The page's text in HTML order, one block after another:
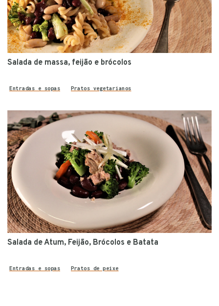
Salada de massa, feijão e brócolos
Entradas e sopas Pratos vegetarianos
Salada de Atum, Feijão, Brócolos e Batata
Entradas e sopas Pratos de peixe